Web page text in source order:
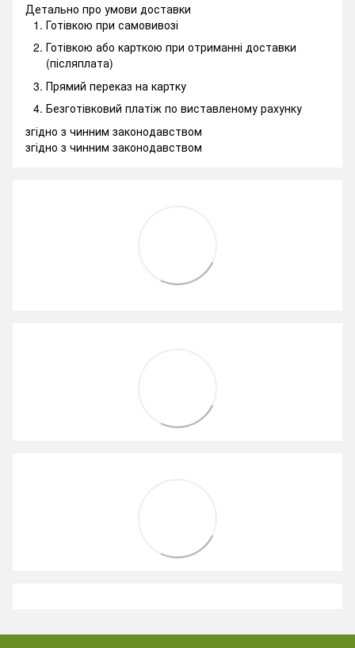
Детально про умови доставки
Готівкою при самовивозі
Готівкою або карткою при отриманні доставки
(післяплата)
Прямий переказ на картку
Безготівковий платіж по виставленому рахунку
згідно з чинним законодавством
згідно з чинним законодавством